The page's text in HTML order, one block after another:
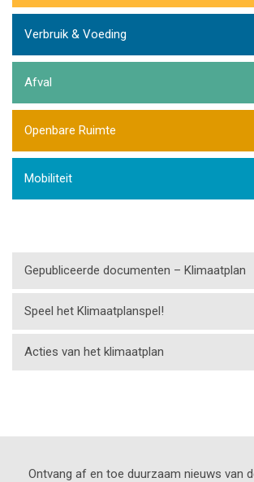
Verbruik & Voeding
Afval
Openbare Ruimte
Mobiliteit
Gepubliceerde documenten – Klimaatplan
Speel het Klimaatplanspel!
Acties van het klimaatplan
Ontvang af en toe duurzaam nieuws van